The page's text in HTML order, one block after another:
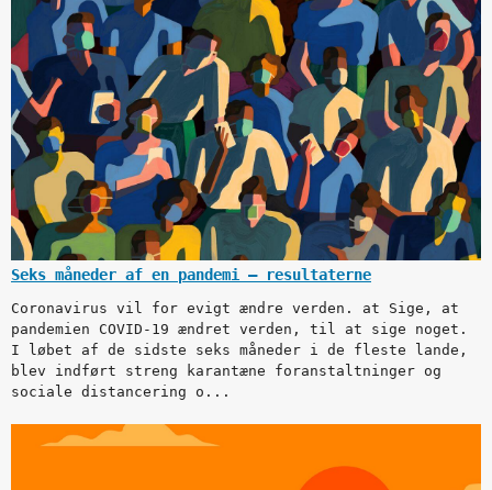
Seks måneder af en pandemi – resultaterne
Coronavirus vil for evigt ændre verden. at Sige, at
pandemien COVID-19 ændret verden, til at sige noget.
I løbet af de sidste seks måneder i de fleste lande,
blev indført streng karantæne foranstaltninger og
sociale distancering o...